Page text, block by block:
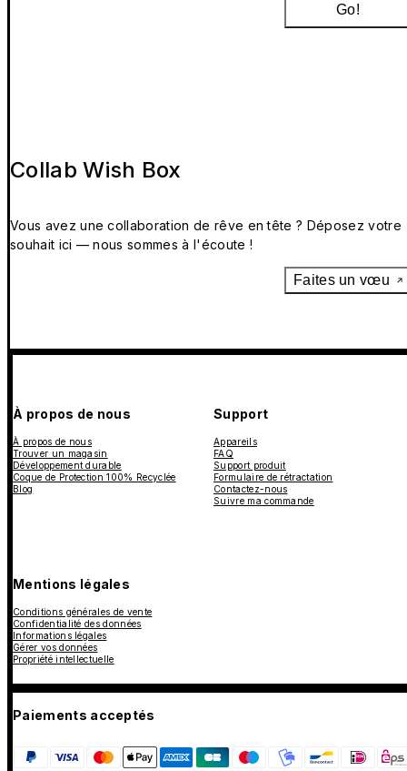
Go!
Collab Wish Box
Vous avez une collaboration de rêve en tête ? Déposez votre
souhait ici — nous sommes à l'écoute !
Faites un vœu
À propos de nous
À propos de nous
Trouver un magasin
Développement durable
Coque de Protection 100% Recyclée
Blog
Support
Appareils
FAQ
Support produit
Formulaire de rétractation
Contactez-nous
Suivre ma commande
Mentions légales
Conditions générales de vente
Confidentialité des données
Informations légales
Gérer vos données
Propriété intellectuelle
Paiements acceptés